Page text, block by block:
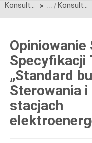
Konsultacje > Konsultacje zakończone
Opiniowanie
Specyfikacji
„Standard
Sterowania i
stacjach